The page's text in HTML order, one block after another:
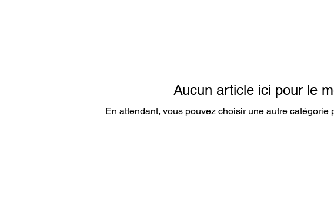
Aucun article ici pour le
En attendant, vous pouvez choisir une autre catégorie